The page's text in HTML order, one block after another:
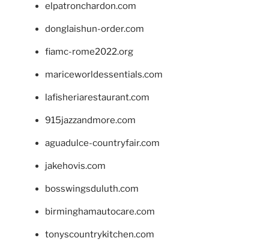
elpatronchardon.com
donglaishun-order.com
fiamc-rome2022.org
mariceworldessentials.com
lafisheriarestaurant.com
915jazzandmore.com
aguadulce-countryfair.com
jakehovis.com
bosswingsduluth.com
birminghamautocare.com
tonyscountrykitchen.com